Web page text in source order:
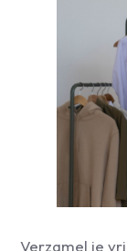
Verzamel je